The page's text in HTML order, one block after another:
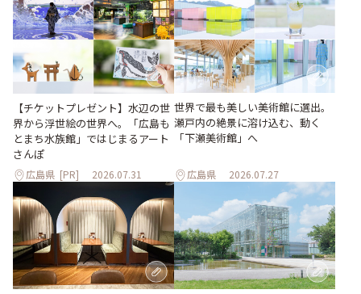
【チケットプレゼント】水辺の世
界から浮世絵の世界へ。「広島も
とまち水族館」ではじまるアート
さんぽ
広島県 [PR] 2026.07.31
世界で最も美しい美術館に選出。
瀬戸内の絶景に溶け込む、動く
「下瀬美術館」へ
広島県 2026.07.27